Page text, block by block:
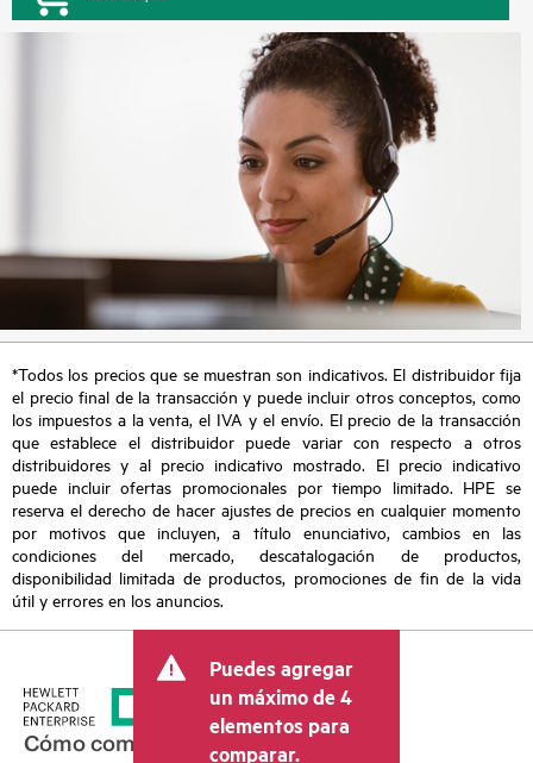
*Todos los precios que se muestran son indicativos. El distribuidor fija
el precio final de la transacción y puede incluir otros conceptos, como
los impuestos a la venta, el IVA y el envío. El precio de la transacción
que establece el distribuidor puede variar con respecto a otros
distribuidores y al precio indicativo mostrado. El precio indicativo
puede incluir ofertas promocionales por tiempo limitado. HPE se
reserva el derecho de hacer ajustes de precios en cualquier momento
por motivos que incluyen, a título enunciativo, cambios en las
condiciones del mercado, descatalogación de productos,
disponibilidad limitada de productos, promociones de fin de la vida
útil y errores en los anuncios.
Puedes agregar
un máximo de 4
elementos para
comparar.
Cómo comprar